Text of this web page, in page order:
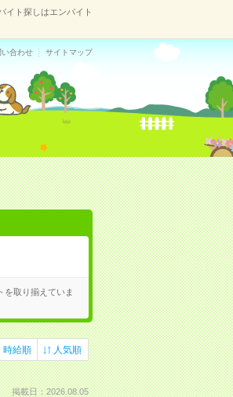
イト探しはエンバイト
合わせ サイトマップ
を取り揃えていま
時給順 人気順
掲載日：2026.08.05